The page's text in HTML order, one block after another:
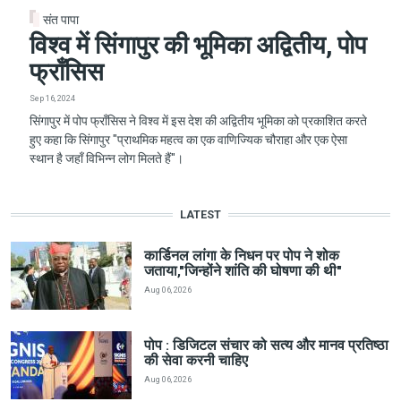
संत पापा
विश्व में सिंगापुर की भूमिका अद्वितीय, पोप
फ्राँसिस
Sep 16, 2024
सिंगापुर में पोप फ्राँसिस ने विश्व में इस देश की अद्वितीय भूमिका को प्रकाशित करते
हुए कहा कि सिंगापुर "प्राथमिक महत्व का एक वाणिज्यिक चौराहा और एक ऐसा
स्थान है जहाँ विभिन्न लोग मिलते हैं"।
LATEST
कार्डिनल लांगा के निधन पर पोप ने शोक
जताया,"जिन्होंने शांति की घोषणा की थी"
Aug 06, 2026
पोप : डिजिटल संचार को सत्य और मानव प्रतिष्ठा
की सेवा करनी चाहिए
Aug 06, 2026